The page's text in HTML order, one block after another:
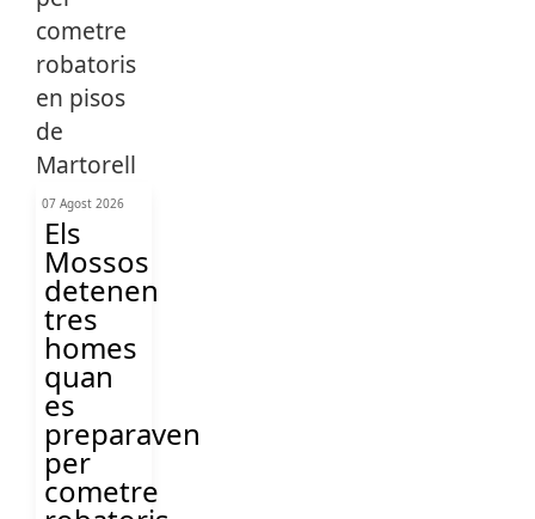
07 Agost 2026
Els
Mossos
detenen
tres
homes
quan
es
preparaven
per
cometre